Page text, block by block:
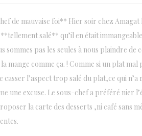
de mauvaise foi** Hier soir chez
salé** qu’il en était
sommes pas les seules à nous plaindre
mange comme ça. ! Comme si un plat
l’aspect trop salé du plat,ce qui n’a
une excuse. Le sous-chef a préféré nier
la carte des desserts ,ni café sans